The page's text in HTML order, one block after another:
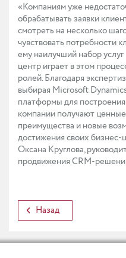
«Компаниям уже
обрабатывать заявки
смотреть на несколько
чувствовать потребности
ему наилучший набор
центр играет в этом
ролей. Благодаря
выбирая Microsoft
платформы для
компании получают
преимущества и новые
достижения своих бизнес-
Оксана Круглова,
продвижения CRM-
Назад